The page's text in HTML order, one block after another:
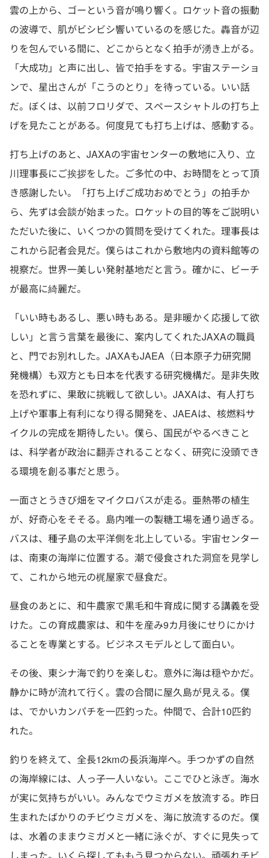
雲の上から、ゴーという音が鳴り響く。ロケット音の振動
の波導で、肌がビシビシ響いているのを感じた。轟音が辺
りを包んでいる間に、どこからとなく拍手が湧き上がる。
「大成功」と声に出し、皆で拍手をする。宇宙ステーショ
ンで、星出さんが「こうのとり」を待っている。いい話
だ。ぼくは、以前フロリダで、スペースシャトルの打ち上
げを見たことがある。何度見ても打ち上げは、感動する。
打ち上げのあと、JAXAの宇宙センターの敷地に入り、立
川理事長にご挨拶をした。ご多忙の中、お時間をとって頂
き感謝したい。「打ち上げご成功おめでとう」の拍手か
ら、先ずは会談が始まった。ロケットの目的等をご説明い
ただいた後に、いくつかの質問を受けてくれた。理事長は
これから記者会見だ。僕らはこれから敷地内の資料館等の
視察だ。世界一美しい発射基地だと言う。確かに、ビーチ
が最高に綺麗だ。
「いい時もあるし、悪い時もある。是非暖かく応援して欲
しい」と言う言葉を最後に、案内してくれたJAXAの職員
と、門でお別れした。JAXAもJAEA（日本原子力研究開
発機構）も双方とも日本を代表する研究機構だ。是非失敗
を恐れずに、果敢に挑戦して欲しい。JAXAは、有人打ち
上げや軍事上有利になり得る開発を、JAEAは、核燃料サ
イクルの完成を期待したい。僕ら、国民がやるべきこと
は、科学者が政治に翻弄されることなく、研究に没頭でき
る環境を創る事だと思う。
一面さとうきび畑をマイクロバスが走る。亜熱帯の植生
が、好奇心をそそる。島内唯一の製糖工場を通り過ぎる。
バスは、種子島の太平洋側を北上している。宇宙センター
は、南東の海岸に位置する。潮で侵食された洞窟を見学し
て、これから地元の梶屋家で昼食だ。
昼食のあとに、和牛農家で黒毛和牛育成に関する講義を受
けた。この育成農家は、和牛を産み9カ月後にせりにかけ
ることを専業とする。ビジネスモデルとして面白い。
その後、東シナ海で釣りを楽しむ。意外に海は穏やかだ。
静かに時が流れて行く。雲の合間に屋久島が見える。僕
は、でかいカンパチを一匹釣った。仲間で、合計10匹釣
れた。
釣りを終えて、全長12kmの長浜海岸へ。手つかずの自然
の海岸線には、人っ子一人いない。ここでひと泳ぎ。海水
が実に気持ちがいい。みんなでウミガメを放流する。昨日
生まれたばかりのチビウミガメを、海に放流するのだ。僕
は、水着のままウミガメと一緒に泳ぐが、すぐに見失って